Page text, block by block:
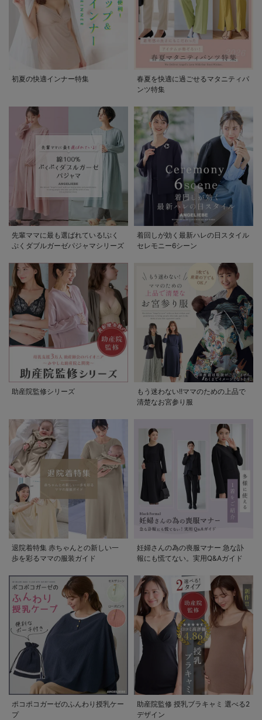
初夏の快適インナー特集
春夏を快適に過ごせるマタニティパ
ンツ特集
先輩ママに最も選ばれている!ぷく
ぷくダブルガーゼパジャマシリーズ
着回しが効く最新ハレの日スタイル
セレモニー6シーン
助産院監修シリーズ
もう迷わない!!ママのための上品で
清楚なお宮参り服
退院着特集 赤ちゃんとの新しい一
歩を彩るママの服装ガイド
妊婦さんの為の喪服マナー 急な訃
報にも慌てない。実用Q&Aガイド
ポコポコガーゼのふんわり授乳ケー
プ
助産院監修 授乳ブラキャミ 選べる2
デザイン